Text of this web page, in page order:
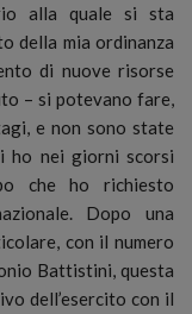
alla quale si sta
della mia ordinanza
di nuove risorse
– si potevano fare,
e non sono state
ho nei giorni scorsi
che ho richiesto
Dopo una
con il numero
Battistini, questa
dell’esercito con il